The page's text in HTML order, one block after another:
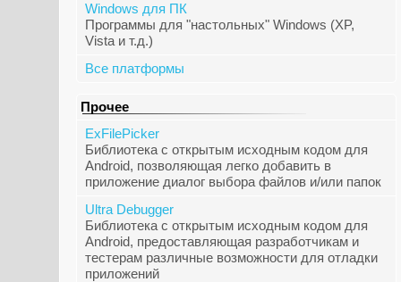
Windows для ПК
Программы для "настольных" Windows (XP,
Vista и т.д.)
Все платформы
Прочее
ExFilePicker
Библиотека с открытым исходным кодом для
Android, позволяющая легко добавить в
приложение диалог выбора файлов и/или папок
Ultra Debugger
Библиотека с открытым исходным кодом для
Android, предоставляющая разработчикам и
тестерам различные возможности для отладки
приложений